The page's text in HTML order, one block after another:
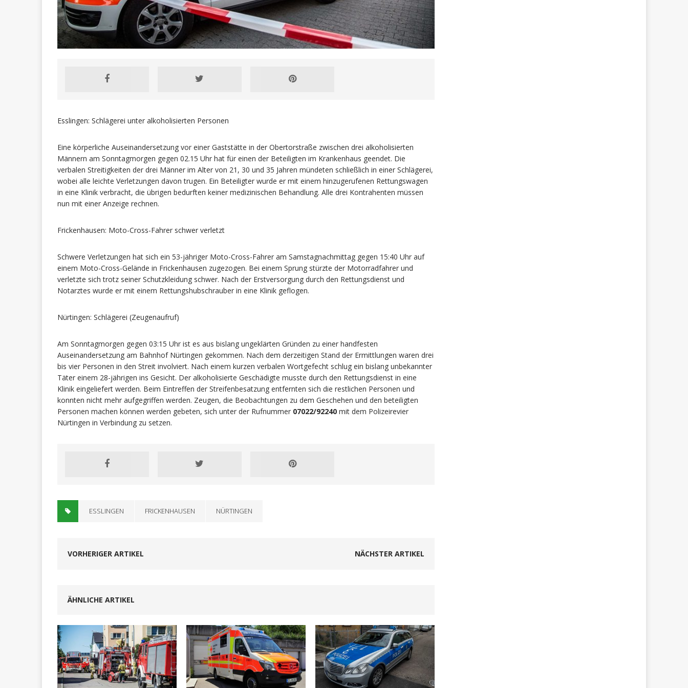
Esslingen: Schlägerei unter alkoholisierten Personen
Eine körperliche Auseinandersetzung vor einer Gaststätte in der Obertorstraße zwischen drei alkoholisierten
Männern am Sonntagmorgen gegen 02.15 Uhr hat für einen der Beteiligten im Krankenhaus geendet. Die
verbalen Streitigkeiten der drei Männer im Alter von 21, 30 und 35 Jahren mündeten schließlich in einer Schlägerei,
wobei alle leichte Verletzungen davon trugen. Ein Beteiligter wurde er mit einem hinzugerufenen Rettungswagen
in eine Klinik verbracht, die übrigen bedurften keiner medizinischen Behandlung. Alle drei Kontrahenten müssen
nun mit einer Anzeige rechnen.
Frickenhausen: Moto-Cross-Fahrer schwer verletzt
Schwere Verletzungen hat sich ein 53-jähriger Moto-Cross-Fahrer am Samstagnachmittag gegen 15:40 Uhr auf
einem Moto-Cross-Gelände in Frickenhausen zugezogen. Bei einem Sprung stürzte der Motorradfahrer und
verletzte sich trotz seiner Schutzkleidung schwer. Nach der Erstversorgung durch den Rettungsdienst und
Notarztes wurde er mit einem Rettungshubschrauber in eine Klinik geflogen.
Nürtingen: Schlägerei (Zeugenaufruf)
Am Sonntagmorgen gegen 03:15 Uhr ist es aus bislang ungeklärten Gründen zu einer handfesten
Auseinandersetzung am Bahnhof Nürtingen gekommen. Nach dem derzeitigen Stand der Ermittlungen waren drei
bis vier Personen in den Streit involviert. Nach einem kurzen verbalen Wortgefecht schlug ein bislang unbekannter
Täter einem 28-jährigen ins Gesicht. Der alkoholisierte Geschädigte musste durch den Rettungsdienst in eine
Klinik eingeliefert werden. Beim Eintreffen der Streifenbesatzung entfernten sich die restlichen Personen und
konnten nicht mehr aufgegriffen werden. Zeugen, die Beobachtungen zu dem Geschehen und den beteiligten
Personen machen können werden gebeten, sich unter der Rufnummer 07022/92240 mit dem Polizeirevier
Nürtingen in Verbindung zu setzen.
ESSLINGEN FRICKENHAUSEN NÜRTINGEN
VORHERIGER ARTIKEL NÄCHSTER ARTIKEL
ÄHNLICHE ARTIKEL